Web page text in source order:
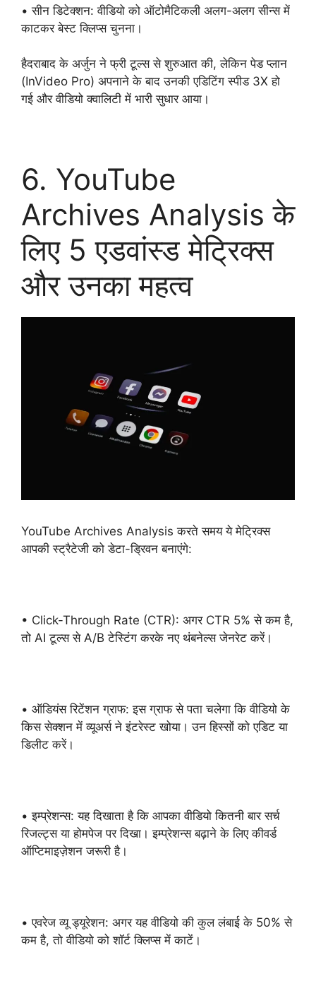
• सीन डिटेक्शन: वीडियो को ऑटोमैटिकली अलग-अलग सीन्स में
काटकर बेस्ट क्लिप्स चुनना।
हैदराबाद के अर्जुन ने फ्री टूल्स से शुरुआत की, लेकिन पेड प्लान
(InVideo Pro) अपनाने के बाद उनकी एडिटिंग स्पीड 3X हो
गई और वीडियो क्वालिटी में भारी सुधार आया।
6. YouTube
Archives Analysis के
लिए 5 एडवांस्ड मेट्रिक्स
और उनका महत्व
YouTube Archives Analysis करते समय ये मेट्रिक्स
आपकी स्ट्रैटेजी को डेटा-ड्रिवन बनाएंगे:
• Click-Through Rate (CTR): अगर CTR 5% से कम है,
तो AI टूल्स से A/B टेस्टिंग करके नए थंबनेल्स जेनरेट करें।
• ऑडियंस रिटेंशन ग्राफ: इस ग्राफ से पता चलेगा कि वीडियो के
किस सेक्शन में व्यूअर्स ने इंटरेस्ट खोया। उन हिस्सों को एडिट या
डिलीट करें।
• इम्प्रेशन्स: यह दिखाता है कि आपका वीडियो कितनी बार सर्च
रिजल्ट्स या होमपेज पर दिखा। इम्प्रेशन्स बढ़ाने के लिए कीवर्ड
ऑप्टिमाइज़ेशन जरूरी है।
• एवरेज व्यू ड्यूरेशन: अगर यह वीडियो की कुल लंबाई के 50% से
कम है, तो वीडियो को शॉर्ट क्लिप्स में काटें।